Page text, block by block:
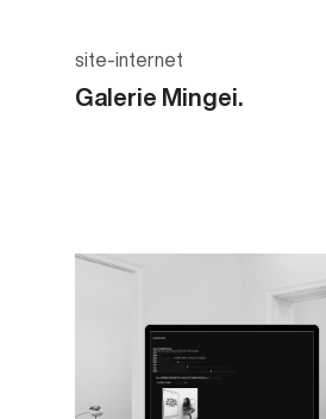
site-internet
Galerie Mingei.